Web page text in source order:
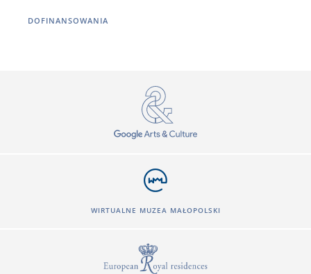
DOFINANSOWANIA
WIRTUALNE MUZEA MAŁOPOLSKI